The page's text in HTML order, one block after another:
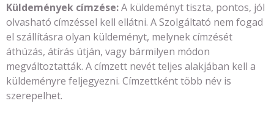
Küldemények címzése:A küldeményt tiszta, pontos, jól
olvasható címzéssel kell ellátni. A Szolgáltató nem fogad
el szállításra olyan küldeményt, melynek címzését
áthúzás, átírás útján, vagy bármilyen módon
megváltoztatták. A címzett nevét teljes alakjában kell a
küldeményre feljegyezni. Címzettként több név is
szerepelhet.